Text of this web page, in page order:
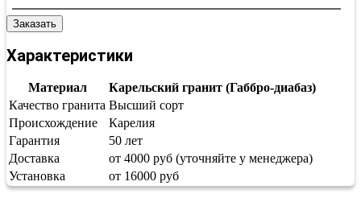
Заказать
Характеристики
Материал
Карельский гранит (Габбро-диабаз)
Качество гранита Высший сорт
Происхождение
Карелия
Гарантия
50 лет
Доставка
от 4000 руб (уточняйте у менеджера)
Установка
от 16000 руб